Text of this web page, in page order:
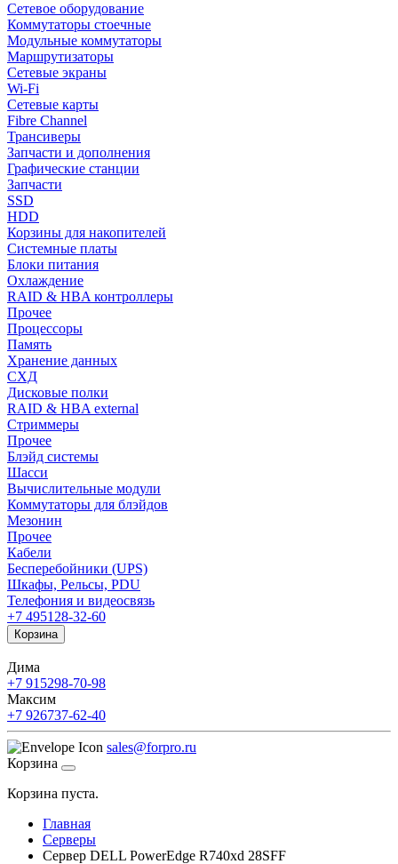
Сетевое оборудование
Коммутаторы стоечные
Модульные коммутаторы
Маршрутизаторы
Сетевые экраны
Wi-Fi
Сетевые карты
Fibre Channel
Трансиверы
Запчасти и дополнения
Графические станции
Запчасти
SSD
HDD
Корзины для накопителей
Системные платы
Блоки питания
Охлаждение
RAID & HBA контроллеры
Прочее
Процессоры
Память
Хранение данных
СХД
Дисковые полки
RAID & HBA external
Стриммеры
Прочее
Блэйд системы
Шасси
Вычислительные модули
Коммутаторы для блэйдов
Мезонин
Прочее
Кабели
Бесперебойники (UPS)
Шкафы, Рельсы, PDU
Телефония и видеосвязь
+7 495128-32-60
Корзина
Дима
+7 915298-70-98
Максим
+7 926737-62-40
sales@forpro.ru
Корзина
Корзина пуста.
Главная
Серверы
Сервер DELL PowerEdge R740xd 28SFF